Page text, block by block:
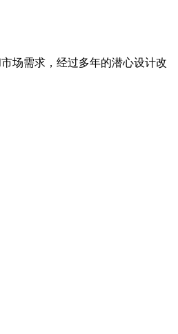
场需求，经过多年的潜心设计改